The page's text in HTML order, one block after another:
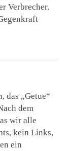
Verbrecher.
das „Getue“
dem
wir alle
kein Links,
ein